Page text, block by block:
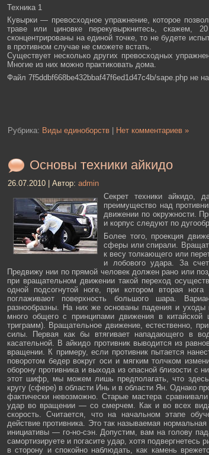
Техника 1
Кувырки — превосходное упражнение, которое
траве или циновке перекувыркнитесь,
сконцентрированы на единой точке, то не будете
в противном случае не сможете встать.
Существует несколько других превосходных
Многие из них можно практиковать дома.
Файл 7f5ddbf668be432bbaf47f6ed1d47c4b/sape.php не
Рубрика: Виды единоборств Нет комментариев »
Основы техники айкидо
26.07.2010 | Автор: admin
Секрет техники айкидо,
преимущество над
движении по окружности.
и корпус следуют по
Более того, проекция
сферы или спирали.
к весу толкающего или
и лобового удара. За
Предвижу нии по прямой человек должен рано или
при вращательном движении такой переход
одной подсогнутой ноге, при котором вторая
поглаживают поверхность большого шара.
разнообразны. На них же основаны падения и
много общего с принципами движения в китайской
триграмм). Вращательное движение, естественно,
силы. Первая как бы втягивает нападающего в
касательной. В айкидо противник выводится из
вращении. К примеру, если противник пытается
поворотом бедер вокруг оси и мягким толчком
оборону противника и выхода из опасной близости с
этот шифр, мы можем лишь предполагать, что
кругу (сфере) в области Инь и в области Ян. Однако
фактически невозможно. Старые мастера
удар во вращении — со смерчем. Как и во всех
скорость. Считается, что на начальном этапе
действие противника. Это так называемая
инициативы — го-но-сэн. Допустим, вам на голову
самортизируете и погасите удар, хотя
в сторону и спокойно наблюдать, как камень